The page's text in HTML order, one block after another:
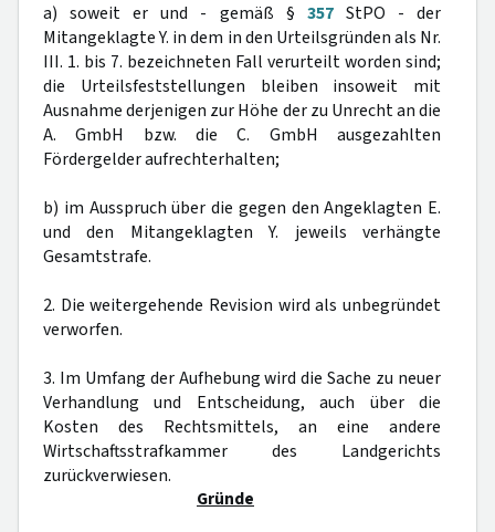
a) soweit er und - gemäß § 357StPO - der
Mitangeklagte Y. in dem in den Urteilsgründen als Nr.
III. 1. bis 7. bezeichneten Fall verurteilt worden sind;
die Urteilsfeststellungen bleiben insoweit mit
Ausnahme derjenigen zur Höhe der zu Unrecht an die
A. GmbH bzw. die C. GmbH ausgezahlten
Fördergelder aufrechterhalten;
b) im Ausspruch über die gegen den Angeklagten E.
und den Mitangeklagten Y. jeweils verhängte
Gesamtstrafe.
2. Die weitergehende Revision wird als unbegründet
verworfen.
3. Im Umfang der Aufhebung wird die Sache zu neuer
Verhandlung und Entscheidung, auch über die
Kosten des Rechtsmittels, an eine andere
Wirtschaftsstrafkammer des Landgerichts
zurückverwiesen.
Gründe